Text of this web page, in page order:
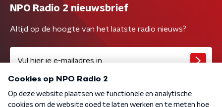
NPO Radio 2 nieuwsbrief
Altijd op de hoogte van het laatste radio nieuws?